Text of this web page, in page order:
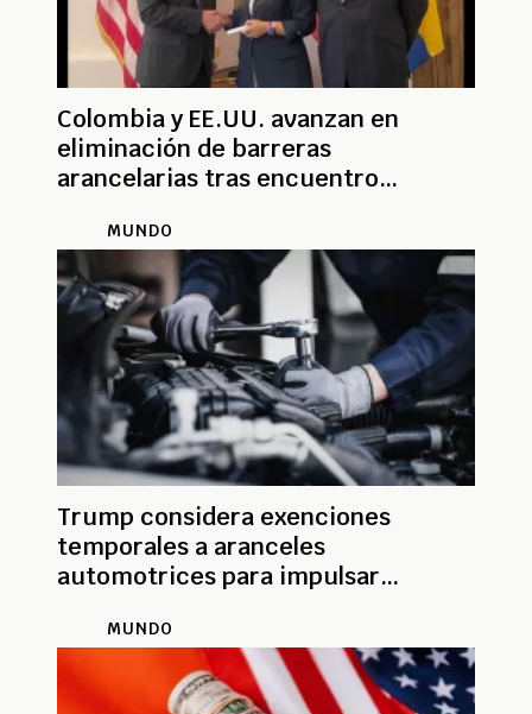
Colombia y EE.UU. avanzan en
eliminación de barreras
arancelarias tras encuentro
MUNDO
Trump considera exenciones
temporales a aranceles
automotrices para impulsar
MUNDO